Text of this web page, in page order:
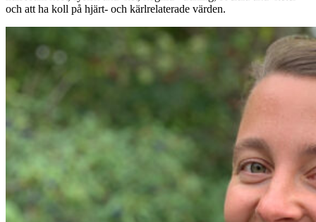
och att ha koll på hjärt- och kärlrelaterade värden.